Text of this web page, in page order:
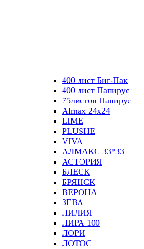
400 лист Биг-Пак
400 лист Папирус
75листов Папирус
Almax 24х24
LIME
PLUSHE
VIVA
АЛМАКС 33*33
АСТОРИЯ
БЛЕСК
БРЯНСК
ВЕРОНА
ЗЕВА
ЛИЛИЯ
ЛИРА 100
ЛОРИ
ЛОТОС